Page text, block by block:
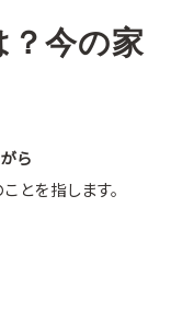
？今の家
ら
ことを指します。